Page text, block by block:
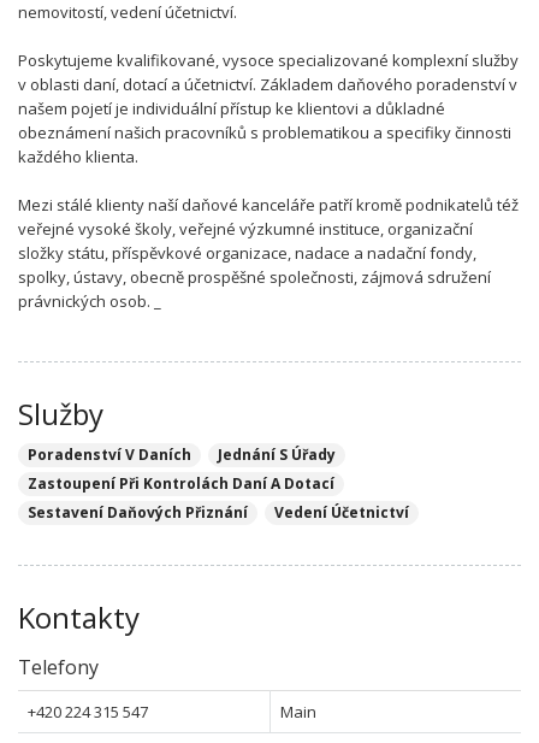
nemovitostí, vedení účetnictví.
Poskytujeme kvalifikované, vysoce specializované komplexní služby
v oblasti daní, dotací a účetnictví. Základem daňového poradenství v
našem pojetí je individuální přístup ke klientovi a důkladné
obeznámení našich pracovníků s problematikou a specifiky činnosti
každého klienta.
Mezi stálé klienty naší daňové kanceláře patří kromě podnikatelů též
veřejné vysoké školy, veřejné výzkumné instituce, organizační
složky státu, příspěvkové organizace, nadace a nadační fondy,
spolky, ústavy, obecně prospěšné společnosti, zájmová sdružení
právnických osob. _
Služby
Poradenství V Daních
Jednání S Úřady
Zastoupení Při Kontrolách Daní A Dotací
Sestavení Daňových Přiznání
Vedení Účetnictví
Kontakty
Telefony
+420 224 315 547 Main